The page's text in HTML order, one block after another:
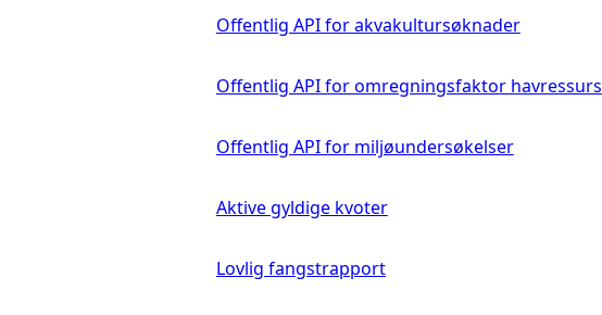
Offentlig API for akvakultursøknader
Offentlig API for omregningsfaktor havressurs
Offentlig API for miljøundersøkelser
Aktive gyldige kvoter
Lovlig fangstrapport